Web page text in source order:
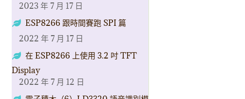
2023 年 7 月 17 日
ESP8266 跟時間賽跑 SPI 篇
2022 年 7 月 17 日
在 ESP8266 上使用 3.2 吋 TFT
Display
2022 年 7 月 12 日